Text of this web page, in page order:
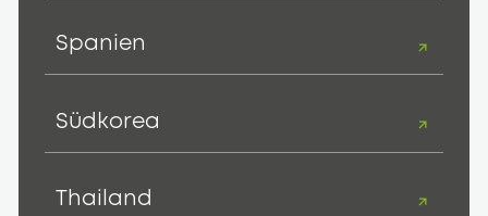
Spanien
Südkorea
Thailand